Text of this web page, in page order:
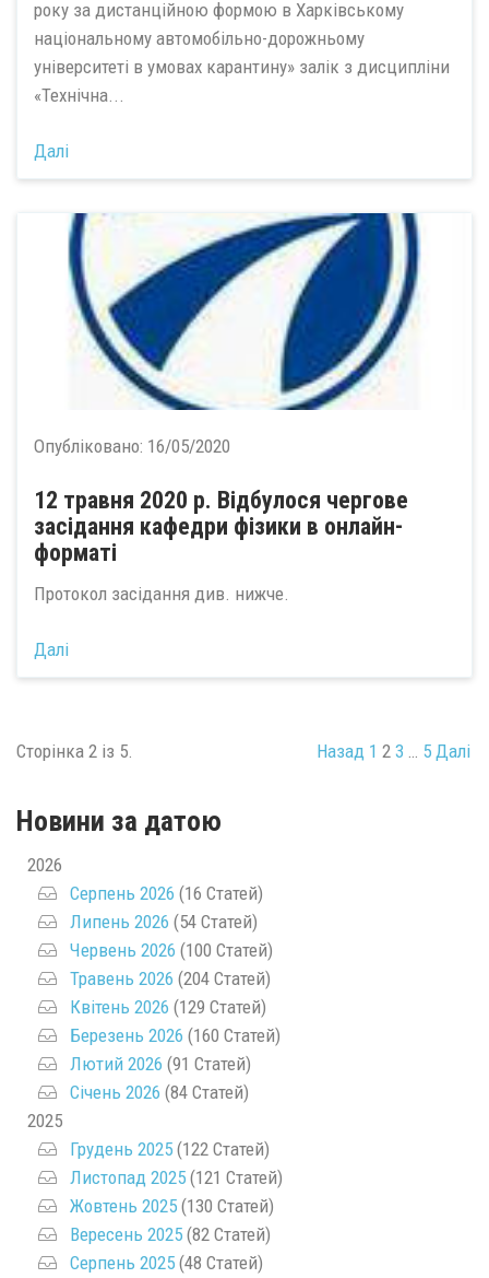
року за дистанційною формою в Харківському
національному автомобільно-дорожньому
університеті в умовах карантину» залік з дисципліни
«Технічна...
Далі
Опубліковано: 16/05/2020
12 травня 2020 р. Відбулося чергове
засідання кафедри фізики в онлайн-
форматі
Протокол засідання див. нижче.
Далі
Сторінка 2 із 5. Назад 1 2 3 5 Далі
Новини за датою
2026
Серпень 2026 (16 Статей)
Липень 2026 (54 Статей)
Червень 2026 (100 Статей)
Травень 2026 (204 Статей)
Квітень 2026 (129 Статей)
Березень 2026 (160 Статей)
Лютий 2026 (91 Статей)
Січень 2026 (84 Статей)
2025
Грудень 2025 (122 Статей)
Листопад 2025 (121 Статей)
Жовтень 2025 (130 Статей)
Вересень 2025 (82 Статей)
Серпень 2025 (48 Статей)